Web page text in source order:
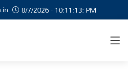
8/7/2026 - 10:11:13: PM